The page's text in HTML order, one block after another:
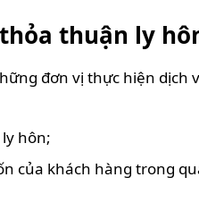
thuận ly
đơn vị thực hiện
hôn;
của khách hàng trong